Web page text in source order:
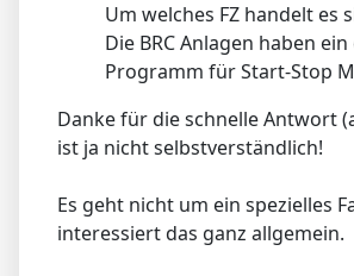
Um welches FZ handelt es
Die BRC Anlagen haben
Programm für Start-Stop
Danke für die schnelle Antwort
ist ja nicht selbstverständlich!
Es geht nicht um ein spezielles
interessiert das ganz allgemein.